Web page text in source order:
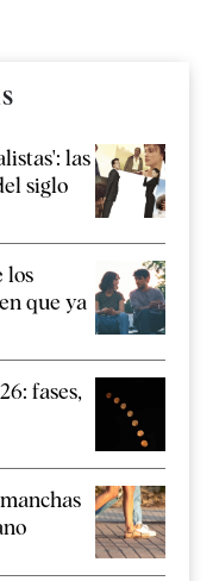
las
siglo
los
que ya
fases,